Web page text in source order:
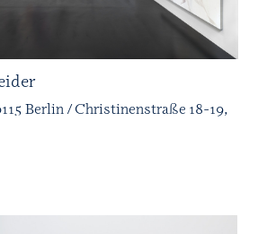
Berlin / Christinenstraße 18-19,